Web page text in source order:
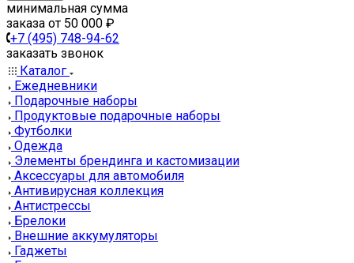
минимальная сумма
заказа от 50 000 ₽
+7 (495) 748-94-62
заказать звонок
Каталог
Ежедневники
Подарочные наборы
Продуктовые подарочные наборы
Футболки
Одежда
Элементы брендинга и кастомизации
Аксессуары для автомобиля
Антивирусная коллекция
Антистрессы
Брелоки
Внешние аккумуляторы
Гаджеты